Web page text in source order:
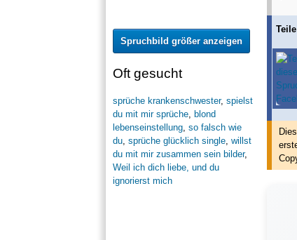
Spruchbild größer anzeigen
Oft gesucht
sprüche krankenschwester, spielst
du mit mir sprüche, blond
lebenseinstellung, so falsch wie
du, sprüche glücklich single, willst
du mit mir zusammen sein bilder,
Weil ich dich liebe, und du
ignorierst mich
Teile